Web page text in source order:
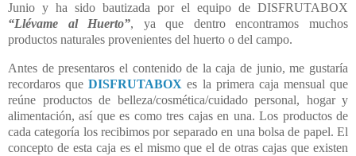
Junio y ha sido bautizada por el equipo de DISFRUTABOX
“Llévame al Huerto”, ya que dentro encontramos muchos
productos naturales provenientes del huerto o del campo.
Antes de presentaros el contenido de la caja de junio, me gustaría
recordaros queDISFRUTABOX es la primera caja mensual que
reúne productos de belleza/cosmética/cuidado personal, hogar y
alimentación, así que es como tres cajas en una. Los productos de
cada categoría los recibimos por separado en una bolsa de papel. El
concepto de esta caja es el mismo que el de otras cajas que existen